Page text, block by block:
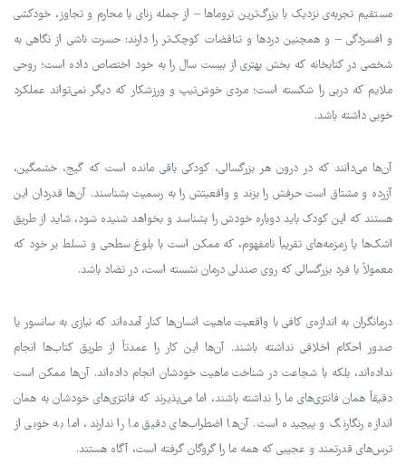
مستقیم تجربه‌ی نزدیک با بزرگ‌ترین تروماها – از جمله زنای با محارم و تجاوز، خودکشی
و افسردگی – و همچنین دردها و تناقضات کوچک‌تر را دارند: حسرت ناشی از نگاهی به
شخصی در کتابخانه که بخش بهتری از بیست سال را به خود اختصاص داده است؛ روحی
ملایم که دربی را شکسته است؛ مردی خوش‌تیپ و ورزشکار که دیگر نمی‌تواند عملکرد
خوبی داشته باشد.
آن‌ها می‌دانند که در درون هر بزرگسالی، کودکی باقی مانده است که گیج، خشمگین،
آزرده و مشتاق است حرفش را بزند و واقعیتش را به رسمیت بشناسند. آن‌ها قدردان این
هستند که این کودک باید دوباره خودش را بشناسد و بخواهد شنیده شود، شاید از طریق
اشک‌ها یا زمزمه‌های تقریباً نامفهوم، که ممکن است با بلوغ سطحی و تسلط بر خود که
معمولاً با فرد بزرگسالی که روی صندلی درمان نشسته است، در تضاد باشد.
درمانگران به اندازه‌ی کافی با واقعیت ماهیت انسان‌ها کنار آمده‌اند که نیازی به سانسور یا
صدور احکام اخلاقی نداشته باشند. آن‌ها این کار را عمدتاً از طریق کتاب‌ها انجام
نداده‌اند، بلکه با شجاعت در شناخت ماهیت خودشان انجام داده‌اند. آن‌ها ممکن است
دقیقاً همان فانتزی‌های ما را نداشته باشند، اما می‌پذیرند که فانتزی‌های خودشان به همان
اندازه رنگارنگ و پیچیده است. آن‌ها اضطراب‌های دقیق ما را ندارند، اما به خوبی از
ترس‌های قدرتمند و عجیبی که همه ما را گروگان گرفته است، آگاه هستند.